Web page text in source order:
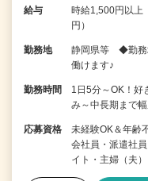
給与
時給1,500円以上
円）
勤務地
静岡県等 ◆勤務
働けます♪
勤務時間
1日5分～OK！好
み～中長期まで
応募資格
未経験OK＆年齢
会社員・派遣社
イト・主婦（夫